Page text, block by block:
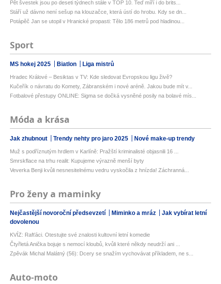
Pět švestek jsou po deseti týdnech stále v TOP 10. Teď míří i do brits...
Stáří už dávno není sešup na klouzačce, která ústí do hrobu. Kdy se dn...
Potápěč Jan se utopil v Hranické propasti: Tělo 186 metrů pod hladinou...
Sport
MS hokej 2025 Biatlon Liga mistrů
Hradec Králové – Besiktas v TV: Kde sledovat Evropskou ligu živě?
Kučeřík o návratu do Komety, Zábranském i nové aréně. Jakou bude mít v...
Fotbalové přestupy ONLINE: Sigma se dočká vysněné posily na bolavé mís...
Móda a krása
Jak zhubnout Trendy nehty pro jaro 2025 Nové make-up trendy
Muž s podříznutým hrdlem v Karlíně: Pražští kriminalisté objasnili 16 ...
Smrskflace na trhu realit: Kupujeme výrazně menší byty
Veverka Benji kvůli nesnesitelnému vedru vyskočila z hnízda! Záchranná...
Pro ženy a maminky
Nejčastější novoroční předsevzetí Miminko a mráz
Jak vybírat letní
dovolenou
KVÍZ: Rafťáci. Otestujte své znalosti kultovní letní komedie
Čtyřletá Anička bojuje s nemocí kloubů, kvůli které někdy neudrží ani ...
Zpěvák Michal Malátný (56): Dcery se snažím vychovávat příkladem, ne s...
Auto-moto